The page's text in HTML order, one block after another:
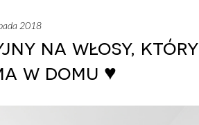
2018
na włosy, który
w domu ♥